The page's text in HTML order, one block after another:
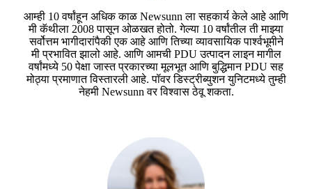
आम्ही 10 वर्षांहून अधिक काळ Newsunn ला सहकार्य केले आहे आणि
मी कॅथीला 2008 पासून ओळखत होतो. गेल्या 10 वर्षांतील ती माझ्या
सर्वोत्तम भागीदारांपैकी एक आहे आणि तिच्या व्यावसायिक पार्श्वभूमीने
मी प्रभावित झालो आहे. आणि आमची PDU उत्पादन लाइन मागील
वर्षांमध्ये 50 पेक्षा जास्त प्रकारच्या मूलभूत आणि बुद्धिमान PDU सह
मोठ्या प्रमाणात विस्तारली आहे. पॉवर डिस्ट्रीब्युशन युनिटमध्ये तुम्ही
नेहमी Newsunn वर विश्वास ठेवू शकता.